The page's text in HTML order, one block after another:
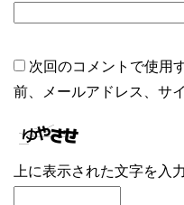
次回のコメントで使用
前、メールアドレス、サ
上に表示された文字を入